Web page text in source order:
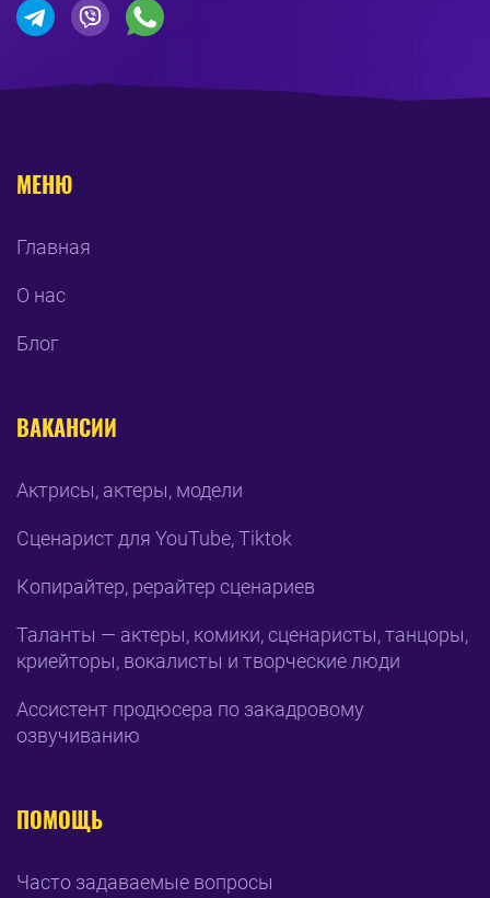
МЕНЮ
Главная
О нас
Блог
ВАКАНСИИ
Актрисы, актеры, модели
Сценарист для YouTube, Tiktok
Копирайтер, рерайтер сценариев
Таланты — актеры, комики, сценаристы, танцоры,
криейторы, вокалисты и творческие люди
Ассистент продюсера по закадровому
озвучиванию
ПОМОЩЬ
Часто задаваемые вопросы